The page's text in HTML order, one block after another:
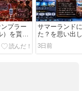
プラー
）を貰う
サマーランド
た？を思い出
3日前